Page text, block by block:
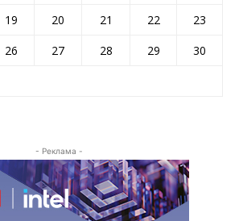
19 20 21 22
23
26 27 28 29
30
- Реклама -